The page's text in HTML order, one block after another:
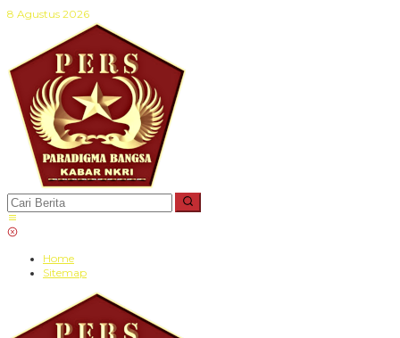
Lewati
8 Agustus 2026
Home
Sitemap